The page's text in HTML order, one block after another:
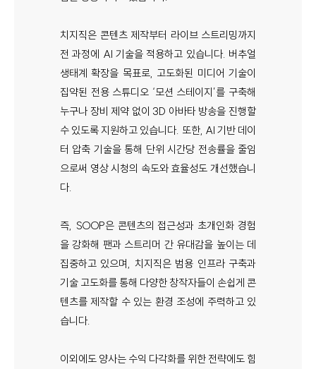
치지직은 콘텐츠 제작부터 라이브 스트리밍까지
전 과정에 AI 기술을 적용하고 있습니다. 버추얼
생태계 확장을 목표로, 고도화된 미디어 기술이
집약된 전용 스튜디오 ‘모션 스테이지’를 구축해
누구나 장비 제약 없이 3D 아바타 방송을 진행할
수 있도록 지원하고 있습니다. 또한, AI 기반 데이
터 압축 기술을 통해 단위 시간당 전송률을 줄임
으로써 영상 시청의 속도와 효율성도 개선했습니
다.
즉, SOOP은 콘텐츠의 접근성과 초개인화 경험
을 강화해 팬과 스트리머 간 유대감을 높이는 데
집중하고 있으며, 치지직은 범용 인프라 구축과
기술 고도화를 통해 다양한 창작자들이 손쉽게 콘
텐츠를 제작할 수 있는 환경 조성에 주력하고 있
습니다.
이외에도 양사는 수익 다각화를 위한 전략에도 힘